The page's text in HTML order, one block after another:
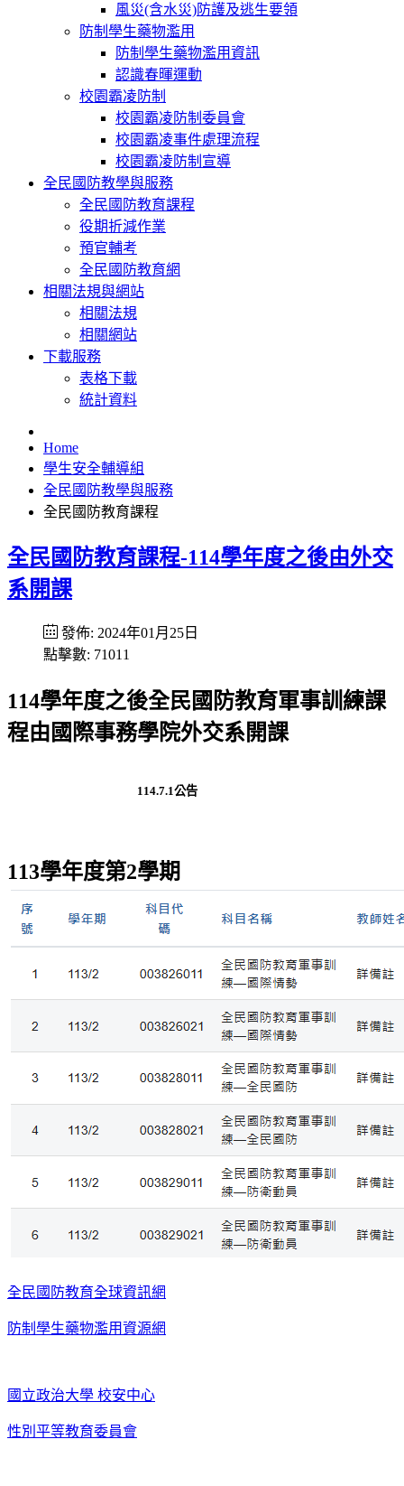
風災(含水災)防護及逃生要領
防制學生藥物濫用
防制學生藥物濫用資訊
認識春暉運動
校園霸凌防制
校園霸凌防制委員會
校園霸凌事件處理流程
校園霸凌防制宣導
全民國防教學與服務
全民國防教育課程
役期折減作業
預官輔考
全民國防教育網
相關法規與網站
相關法規
相關網站
下載服務
表格下載
統計資料
Home
學生安全輔導組
全民國防教學與服務
全民國防教育課程
全民國防教育課程-114學年度之後由外交
系開課
發佈: 2024年01月25日
點擊數: 71011
114學年度之後全民國防教育軍事訓練課
程由國際事務學院外交系開課
114.7.1公告
113學年度第2學期
全民國防教育全球資訊網
防制學生藥物濫用資源網
國立政治大學 校安中心
性別平等教育委員會